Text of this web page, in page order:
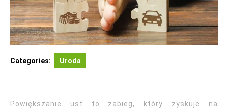
Categories: Uroda
Powiększanie ust to zabieg, który zyskuje na